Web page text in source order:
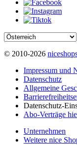
© 2010-2026
Impressum und
Datenschutz
Allgemeine
Datenschutz-
Abo-Verträge
Unternehmen
Weitere nice